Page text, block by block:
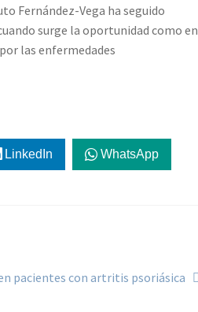
Fernández-Vega ha seguido
surge la oportunidad como en
las enfermedades
LinkedIn WhatsApp
pacientes con artritis psoriásica